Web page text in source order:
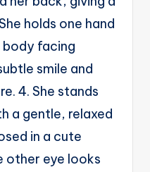
holds one hand
facing
smile and
4. She stands
a gentle, relaxed
in a cute
other eye looks